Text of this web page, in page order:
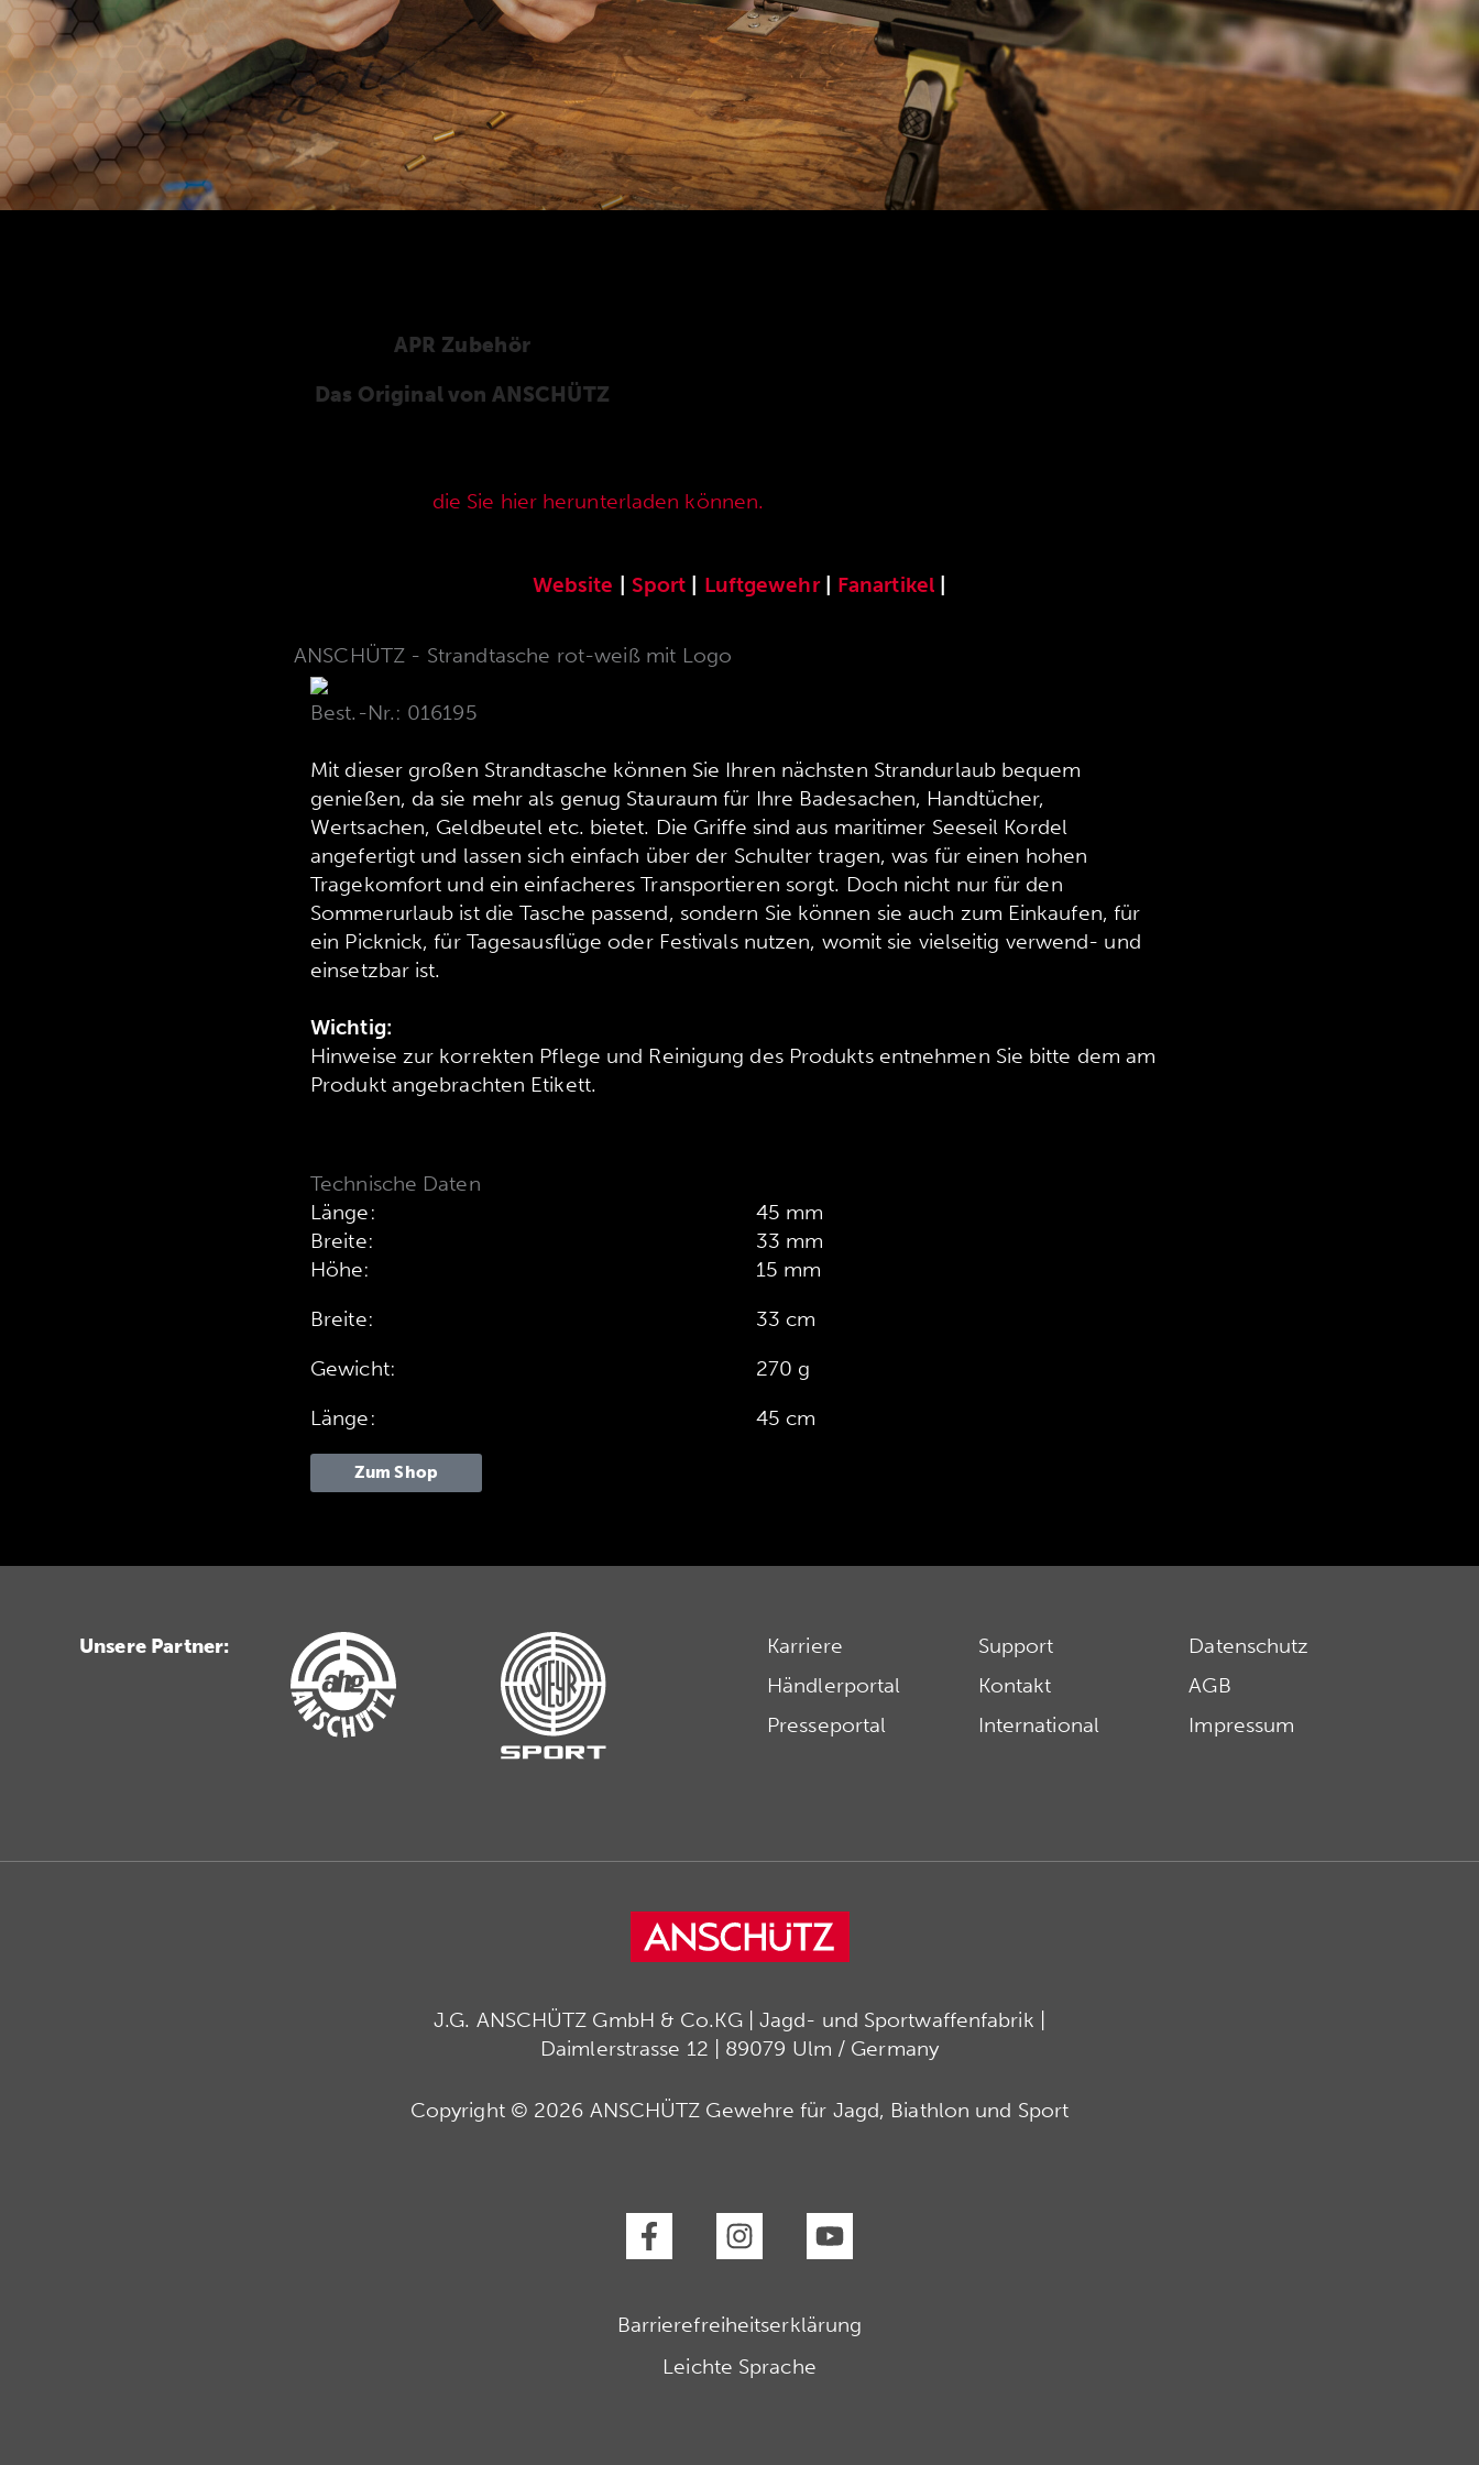
APR Zubehör
Das Original von ANSCHÜTZ
die Sie hier herunterladen können.
Website Sport Luftgewehr| Fanartikel|
ANSCHÜTZ - Strandtasche rot-weiß mit Logo
Best.-Nr.: 016195
Mit dieser großen Strandtasche können Sie Ihren nächsten Strandurlaub bequem
genießen, da sie mehr als genug Stauraum für Ihre Badesachen, Handtücher,
Wertsachen, Geldbeutel etc. bietet. Die Griffe sind aus maritimer Seeseil Kordel
angefertigt und lassen sich einfach über der Schulter tragen, was für einen hohen
Tragekomfort und ein einfacheres Transportieren sorgt. Doch nicht nur für den
Sommerurlaub ist die Tasche passend, sondern Sie können sie auch zum Einkaufen, für
ein Picknick, für Tagesausflüge oder Festivals nutzen, womit sie vielseitig verwend- und
einsetzbar ist.
Wichtig:
Hinweise zur korrekten Pflege und Reinigung des Produkts entnehmen Sie bitte dem am
Produkt angebrachten Etikett.
Technische Daten
Länge:
45 mm
Breite:
33 mm
Höhe:
15 mm
Breite:
33 cm
Gewicht:
270 g
Länge:
45 cm
Zum Shop
Unsere Partner:
Karriere
Händlerportal
Presseportal
Support
Kontakt
International
Datenschutz
AGB
Impressum
J.G. ANSCHÜTZ GmbH & Co.KG | Jagd- und Sportwaffenfabrik |
Daimlerstrasse 12 | 89079 Ulm / Germany
Copyright © 2026 ANSCHÜTZ Gewehre für Jagd, Biathlon und Sport
Barrierefreiheitserklärung
Leichte Sprache